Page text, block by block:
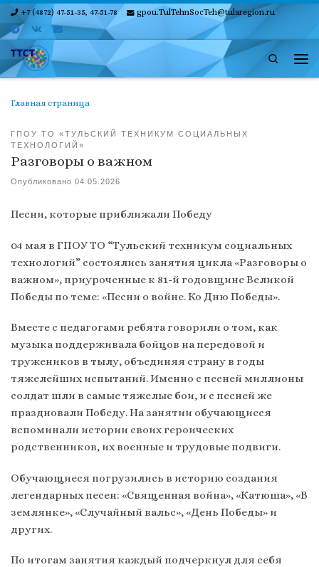
Skip to content
+7 (4872) 47-51-35, 47-51-78 gpou.TulTehnSocTeh@tularegion.ru
Search
Главная страница
ГПОУ ТО «ТУЛЬСКИЙ ТЕХНИКУМ СОЦИАЛЬНЫХ
ТЕХНОЛОГИЙ»
Разговоры о важном
Опубликовано 04.05.2026
Песни, которые приближали Победу
04 мая в ГПОУ ТО “Тульский техникум социальных
технологий” состоялись занятия цикла «Разговоры о
важном», приуроченные к 81-й годовщине Великой
Победы по теме: «Песни о войне. Ко Дню Победы».
Вместе с педагогами ребята говорили о том, как
музыка поддерживала бойцов на передовой и
тружеников в тылу, объединяя страну в годы
тяжелейших испытаний. Именно с песней миллионы
солдат шли в самые тяжелые бои, и с песней же
праздновали Победу. На занятии обучающиеся
вспоминали истории своих героических
родственников, их военные и трудовые подвиги.
Обучающиеся погрузились в историю создания
легендарных песен: «Священная война», «Катюша», «В
землянке», «Случайный вальс», «День Победы» и
других.
По итогам занятия каждый подчеркнул для себя